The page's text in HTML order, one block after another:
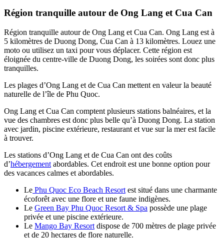
Région tranquille autour de Ong Lang et Cua Can
Région tranquille autour de Ong Lang et Cua Can. Ong Lang est à
5 kilomètres de Duong Dong, Cua Can à 13 kilomètres. Louez une
moto ou utilisez un taxi pour vous déplacer. Cette région est
éloignée du centre-ville de Duong Dong, les soirées sont donc plus
tranquilles.
Les plages d’Ong Lang et de Cua Can mettent en valeur la beauté
naturelle de l’île de Phu Quoc.
Ong Lang et Cua Can comptent plusieurs stations balnéaires, et la
vue des chambres est donc plus belle qu’à Duong Dong. La station
avec jardin, piscine extérieure, restaurant et vue sur la mer est facile
à trouver.
Les stations d’Ong Lang et de Cua Can ont des coûts
d’hébergement abordables. Cet endroit est une bonne option pour
des vacances calmes et abordables.
Le Phu Quoc Eco Beach Resort est situé dans une charmante
écoforêt avec une flore et une faune indigènes.
Le Green Bay Phu Quoc Resort & Spa possède une plage
privée et une piscine extérieure.
Le Mango Bay Resort dispose de 700 mètres de plage privée
et de 20 hectares de flore naturelle.